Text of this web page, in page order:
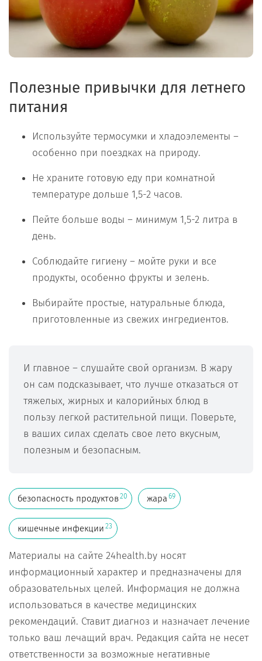
Полезные привычки для летнего
питания
Используйте термосумки и хладоэлементы –
особенно при поездках на природу.
Не храните готовую еду при комнатной
температуре дольше 1,5-2 часов.
Пейте больше воды – минимум 1,5-2 литра в
день.
Соблюдайте гигиену – мойте руки и все
продукты, особенно фрукты и зелень.
Выбирайте простые, натуральные блюда,
приготовленные из свежих ингредиентов.
И главное – слушайте свой организм. В жару
он сам подсказывает, что лучше отказаться от
тяжелых, жирных и калорийных блюд в
пользу легкой растительной пищи. Поверьте,
в ваших силах сделать свое лето вкусным,
полезным и безопасным.
безопасность продуктов20 жара 69
кишечные инфекции 23
Материалы на сайте 24health.by носят
информационный характер и предназначены для
образовательных целей. Информация не должна
использоваться в качестве медицинских
рекомендаций. Ставит диагноз и назначает лечение
только ваш лечащий врач. Редакция сайта не несет
ответственности за возможные негативные